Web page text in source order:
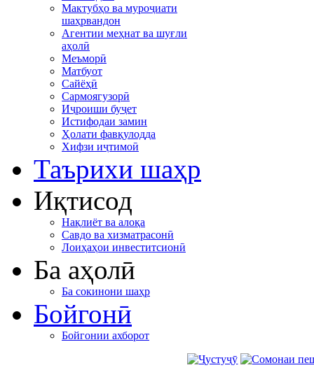
Мактубҳо ва муроҷиати
шаҳрвандон
Агентии меҳнат ва шуғли
аҳолӣ
Меъморӣ
Матбуот
Сайёҳӣ
Сармоягузорӣ
Иҷроиши буҷет
Истифодаи замин
Ҳолати фавқулодда
Хифзи иҷтимоӣ
Таърихи шаҳр
Иқтисод
Нақлиёт ва алоқа
Савдо ва хизматрасонӣ
Лоиҳаҳои инвеститсионӣ
Ба аҳолӣ
Ба сокинони шаҳр
Бойгонӣ
Бойгонии ахборот